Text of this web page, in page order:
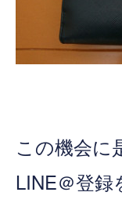
この機会に
LINE＠登